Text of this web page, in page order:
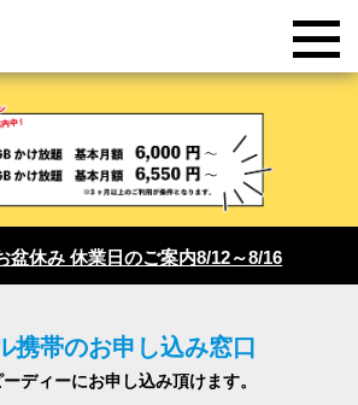
盆休み 休業日のご案内8/12～8/16
携帯のお申し込み窓口
ディーにお申し込み頂けます。